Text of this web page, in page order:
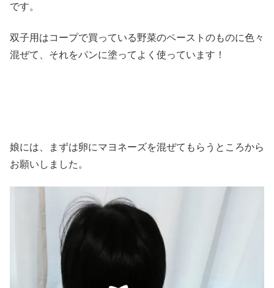
です。
双子用はコープで買っている野菜のペーストのものに色々
混ぜて、それをパンに塗ってよく使っています！
娘には、まずは卵にマヨネーズを混ぜてもらうところから
お願いしました。